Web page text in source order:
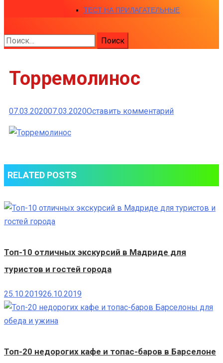
ТЕСТ НА ПРИЛАГАТЕЛЬНЫЕ
Найти:
Торремолинос
07.03.202007.03.2020Оставить комментарийк
RELATED POSTS
Топ-10 отличных экскурсий в Мадриде для
туристов и гостей города
25.10.201926.10.2019
Топ-20 недорогих кафе и топас-баров в Барселоне